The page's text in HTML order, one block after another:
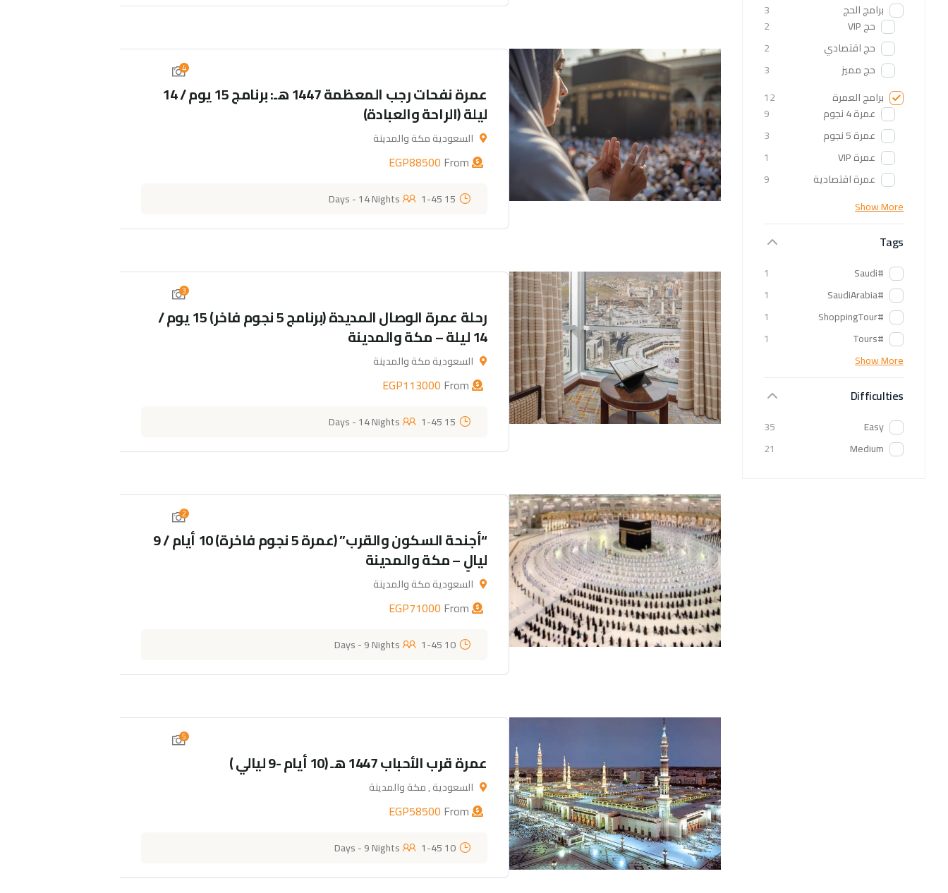
برامج الحج
3
حج VIP
2
حج اقتصادي
2
حج مميز
3
برامج العمرة
12
عمرة 4 نجوم
9
عمرة 5 نجوم
3
عمرة VIP
1
عمرة اقتصادية
9
Show More
Tags
#Saudi
1
#SaudiArabia
1
#ShoppingTour
1
#Tours
1
Show More
Difficulties
Easy
35
Medium
21
4
عمرة نفحات رجب المعظمة 1447 هـ: برنامج 15 يوم / 14
ليلة (الراحة والعبادة)
السعودية مكة والمدينة
EGP88500
15 Days - 14 Nights
1-45
3
رحلة عمرة الوصال المديدة (برنامج 5 نجوم فاخر) 15 يوم /
14 ليلة – مكة والمدينة
السعودية مكة والمدينة
EGP113000
15 Days - 14 Nights
1-45
2
“أجنحة السكون والقرب” (عمرة 5 نجوم فاخرة) 10 أيام / 9
ليالٍ – مكة والمدينة
السعودية مكة والمدينة
EGP71000
10 Days - 9 Nights
1-45
5
عمرة قرب الأحباب 1447 هـ (10 أيام -9 ليالي )
السعودية , مكة والمدينة
EGP58500
10 Days - 9 Nights
1-45